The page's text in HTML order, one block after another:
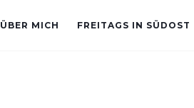
ÜBER MICH FREITAGS IN SÜDOST